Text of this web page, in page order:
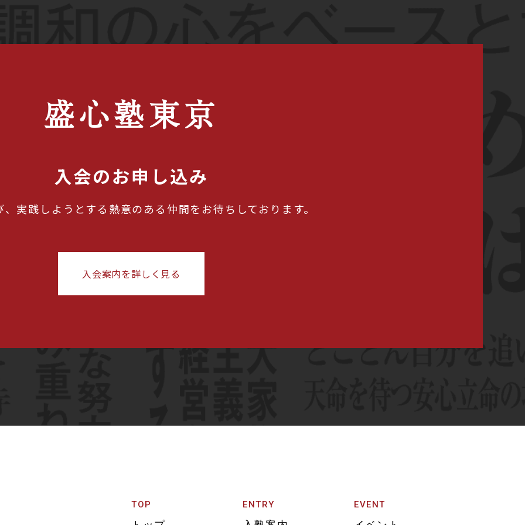
盛心塾東京
入会のお申し込み
実践しようとする熱意のある仲間をお待ちしております。
入会案内を詳しく見る
TOP ENTRY EVENT